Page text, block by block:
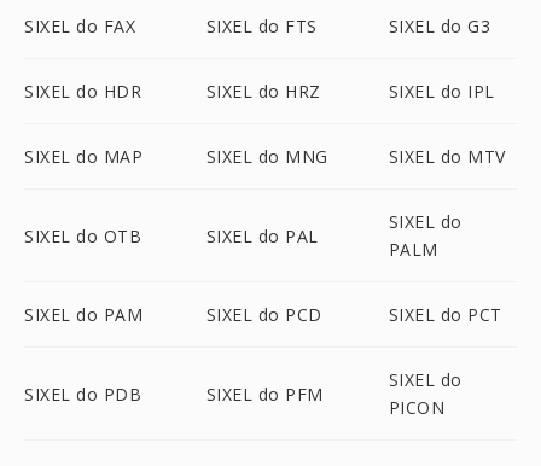
SIXEL do FAX SIXEL do FTS SIXEL do G3
SIXEL do HDR SIXEL do HRZ SIXEL do IPL
SIXEL do MAP SIXEL do MNG SIXEL do MTV
SIXEL do OTB SIXEL do PAL
SIXEL do
PALM
SIXEL do PAM SIXEL do PCD SIXEL do PCT
SIXEL do PDB SIXEL do PFM
SIXEL do
PICON